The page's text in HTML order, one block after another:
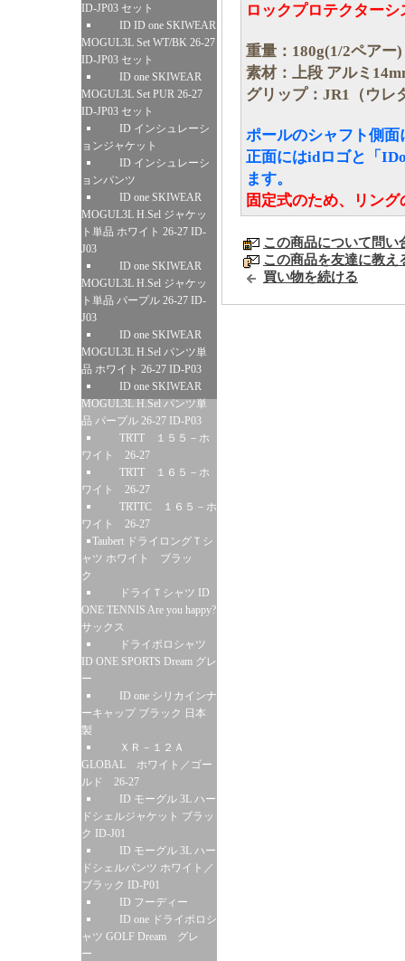
ID-JP03 セット
ID ID one SKIWEAR
MOGUL3L Set WT/BK 26-27
ID-JP03 セット
ID one SKIWEAR
MOGUL3L Set PUR 26-27
ID-JP03 セット
ID インシュレーシ
ョンジャケット
ID インシュレーシ
ョンパンツ
ID one SKIWEAR
MOGUL3L H.Sel ジャケッ
ト単品 ホワイト 26-27 ID-
J03
ID one SKIWEAR
MOGUL3L H.Sel ジャケッ
ト単品 パープル 26-27 ID-
J03
ID one SKIWEAR
MOGUL3L H.Sel パンツ単
品 ホワイト 26-27 ID-P03
ID one SKIWEAR
MOGUL3L H.Sel パンツ単
品 パープル 26-27 ID-P03
TRTT １５５－ホ
ワイト 26-27
TRTT １６５－ホ
ワイト 26-27
TRTTC １６５－ホ
ワイト 26-27
Taubert ドライロングＴシ
ャツ ホワイト ブラッ
ク
ドライＴシャツ ID
ONE TENNIS Are you happy?
サックス
ドライポロシャツ
ID ONE SPORTS Dream グレ
ー
ID one シリカインナ
ーキャップ ブラック 日本
製
ＸＲ－１２Ａ
GLOBAL ホワイト／ゴー
ルド 26-27
ID モーグル 3L ハー
ドシェルジャケット ブラッ
ク ID-J01
ID モーグル 3L ハー
ドシェルパンツ ホワイト／
ブラック ID-P01
ID フーディー
ID one ドライポロシ
ャツ GOLF Dream グレ
ー
ロックプロテクター
重量：180g(1/2ペアー)
素材：上段 アルミ
グリップ：JR1（ウレ
ポールのシャフト側
正面にはidロゴと「
ます。
固定式のため、リン
この商品について問い
この商品を友達に教え
買い物を続ける